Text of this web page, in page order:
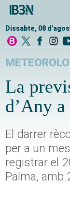
Dissabte, 08
La
d’Any
El darrer
per a un
registrar el
Palma, amb